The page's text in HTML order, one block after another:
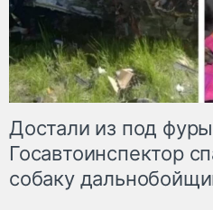
Достали из под
Госавтоинспектор
собаку